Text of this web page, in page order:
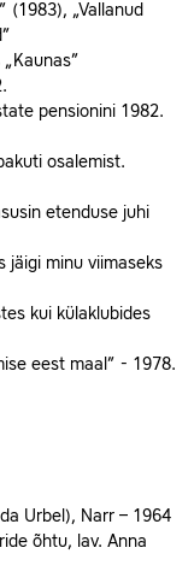
(1983), „Vallanud
pensionini 1982.
osalemist.
etenduse juhi
jäigi minu viimaseks
kui külaklubides
eest maal” - 1978.
Urbel), Narr – 1964
õhtu, lav. Anna